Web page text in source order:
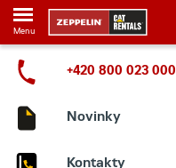
Menu
+420 800 023 000
Novinky
Kontakty